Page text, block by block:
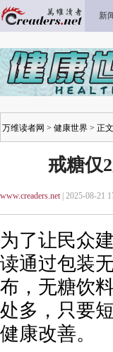
新
万维读者网 > 健康世界 > 正文
戒糖仅
www.creaders.net| 2025-08-21
为了让民众
读通过包装
布，无糖饮
处多，只要
健康改善。